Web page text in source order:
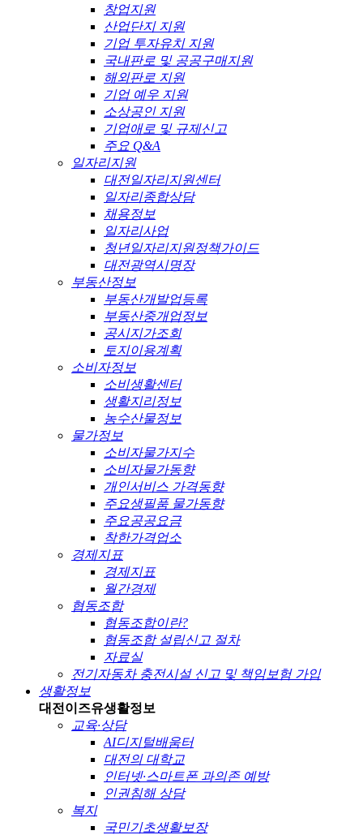
창업지원
산업단지 지원
기업 투자유치 지원
국내판로 및 공공구매지원
해외판로 지원
기업 예우 지원
소상공인 지원
기업애로 및 규제신고
주요 Q&A
일자리지원
대전일자리지원센터
일자리종합상담
채용정보
일자리사업
청년일자리지원정책가이드
대전광역시명장
부동산정보
부동산개발업등록
부동산중개업정보
공시지가조회
토지이용계획
소비자정보
소비생활센터
생활지리정보
농수산물정보
물가정보
소비자물가지수
소비자물가동향
개인서비스 가격동향
주요생필품 물가동향
주요공공요금
착한가격업소
경제지표
경제지표
월간경제
협동조합
협동조합이란?
협동조합 설립신고 절차
자료실
전기자동차 충전시설 신고 및 책임보험 가입
생활정보
대전이즈유생활정보
교육·상담
AI디지털배움터
대전의 대학교
인터넷·스마트폰 과의존 예방
인권침해 상담
복지
국민기초생활보장